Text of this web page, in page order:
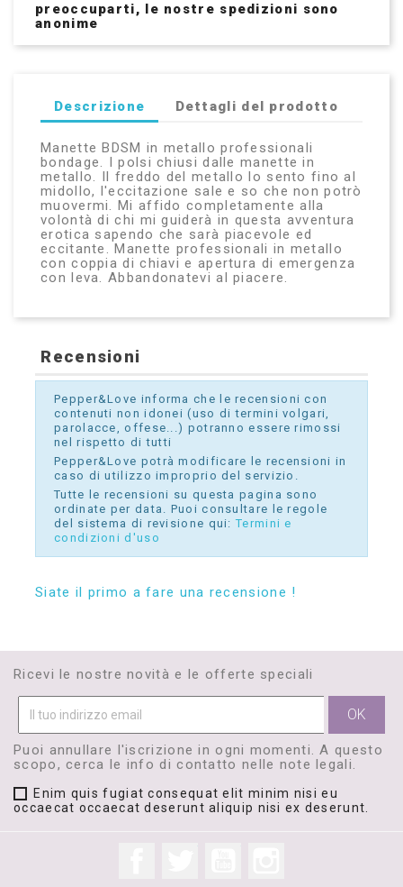
preoccuparti, le nostre spedizioni sono
anonime
Descrizione Dettagli del prodotto
Manette BDSM in metallo professionali
bondage. I polsi chiusi dalle manette in
metallo. Il freddo del metallo lo sento fino al
midollo, l'eccitazione sale e so che non potrò
muovermi. Mi affido completamente alla
volontà di chi mi guiderà in questa avventura
erotica sapendo che sarà piacevole ed
eccitante. Manette professionali in metallo
con coppia di chiavi e apertura di emergenza
con leva. Abbandonatevi al piacere.
Recensioni
Pepper&Love informa che le recensioni con
contenuti non idonei (uso di termini volgari,
parolacce, offese...) potranno essere rimossi
nel rispetto di tutti
Pepper&Love potrà modificare le recensioni in
caso di utilizzo improprio del servizio.
Tutte le recensioni su questa pagina sono
ordinate per data. Puoi consultare le regole
del sistema di revisione qui:Termini e
condizioni d'uso
Siate il primo a fare una recensione !
Ricevi le nostre novità e le offerte speciali
Puoi annullare l'iscrizione in ogni momenti. A questo
scopo, cerca le info di contatto nelle note legali.
Enim quis fugiat consequat elit minim nisi eu
occaecat occaecat deserunt aliquip nisi ex deserunt.
FacebookTwitter